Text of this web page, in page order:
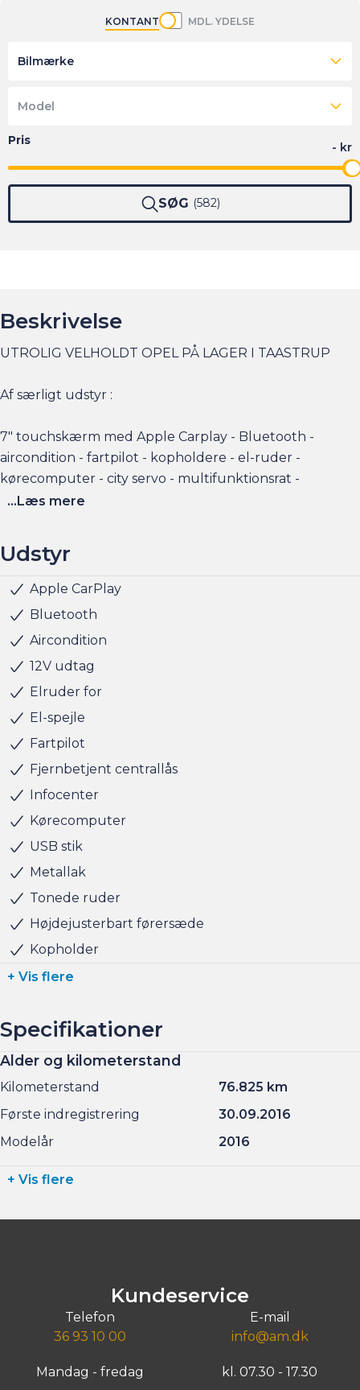
KONTANT MDL. YDELSE
Bilmærke
Model
SØG 582
Beskrivelse
UTROLIG VELHOLDT OPEL PÅ LAGER I TAASTRUP
Af særligt udstyr :
7" touchskærm med Apple Carplay - Bluetooth -
aircondition - fartpilot - kopholdere - el-ruder -
kørecomputer - city servo - multifunktionsrat -
højdejusterbart føresæde - o.m.a.
Husk at booke en forudgående aftale om besigtigelse
00 så er bilen gjort klar, når du kommer, og der er tid til
at snakke om handlen efterfølgende.
Altid 150 brugte biler på lager !
BILEN STÅR HOS ANDERSEN & MARTINI - TAASTRUP
...Læs mere
Udstyr
Apple CarPlay
Bluetooth
Aircondition
12V udtag
Elruder for
El-spejle
Fartpilot
Fjernbetjent centrallås
Infocenter
Kørecomputer
USB stik
Metallak
Tonede ruder
Højdejusterbart førersæde
Kopholder
6 Airbags
ABS
Antispin
Dæktrykssensor
ESP
+ Vis flere
Specifikationer
Alder og kilometerstand
Kilometerstand
76.825 km
Første indregistrering
30.09.2016
Modelår
2016
+ Vis flere
Kundeservice
Telefon
36 93 10 00
E-mail
info@am.dk
Mandag - fredag kl. 07.30 - 17.30